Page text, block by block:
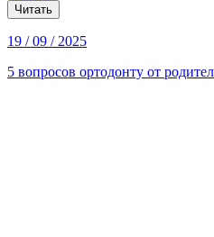
Читать
19 / 09 / 2025
5 вопросов ортодонту от